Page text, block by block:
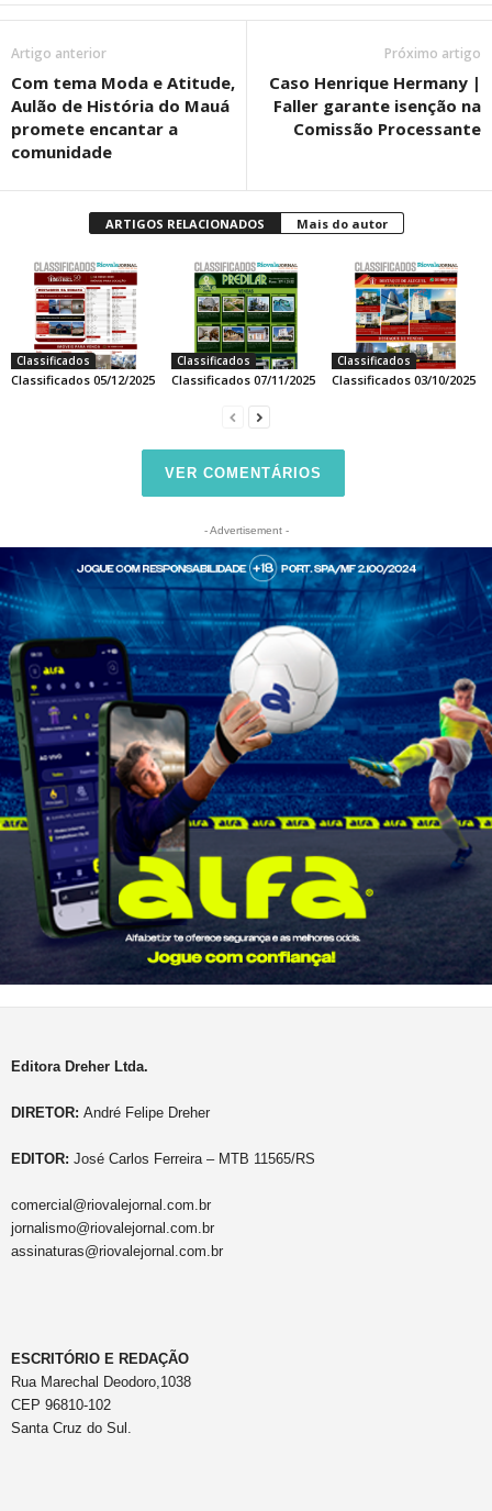
Artigo anterior
Com tema Moda e Atitude,
Aulão de História do Mauá
promete encantar a
comunidade
Próximo artigo
Caso Henrique Hermany |
Faller garante isenção na
Comissão Processante
ARTIGOS RELACIONADOS Mais do autor
Classificados
Classificados 05/12/2025
Classificados
Classificados 07/11/2025
Classificados
Classificados 03/10/2025
VER COMENTÁRIOS
- Advertisement -
Editora Dreher Ltda.
DIRETOR: André Felipe Dreher
EDITOR: José Carlos Ferreira – MTB 11565/RS
comercial@riovalejornal.com.br
jornalismo@riovalejornal.com.br
assinaturas@riovalejornal.com.br
ESCRITÓRIO E REDAÇÃO
Rua Marechal Deodoro,1038
CEP 96810-102
Santa Cruz do Sul.